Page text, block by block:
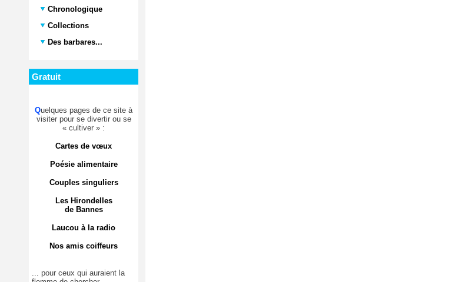
Chronologique
Collections
Des barbares...
Gratuit
Quelques pages de ce site à
visiter pour se divertir ou se
« cultiver » :
Cartes de vœux
Poésie alimentaire
Couples singuliers
Les Hirondelles
de Bannes
Laucou à la radio
Nos amis coiffeurs
... pour ceux qui auraient la